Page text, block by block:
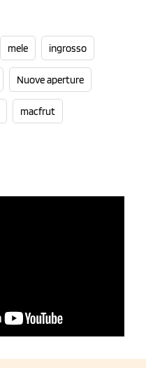
mele ingrosso
Nuove aperture
macfrut